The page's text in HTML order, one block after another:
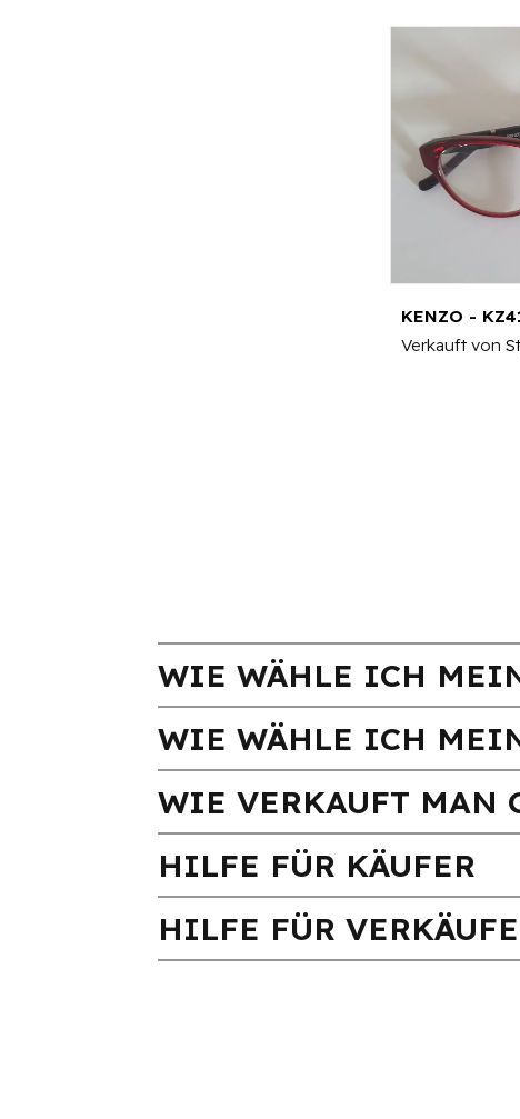
KENZO -
Verkauft von
WIE WÄHLE ICH
WIE WÄHLE ICH
WIE VERKAUFT MAN
HILFE FÜR KÄUFER
HILFE FÜR